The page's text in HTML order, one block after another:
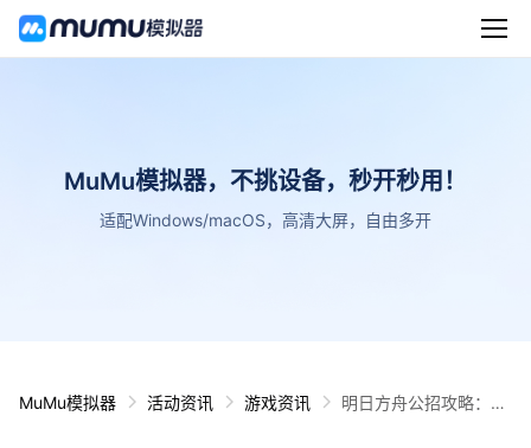
MuMu模拟器，不挑设备，秒开秒用！
适配Windows/macOS，高清大屏，自由多开
MuMu模拟器 活动资讯 游戏资讯
明日方舟公招攻略：高